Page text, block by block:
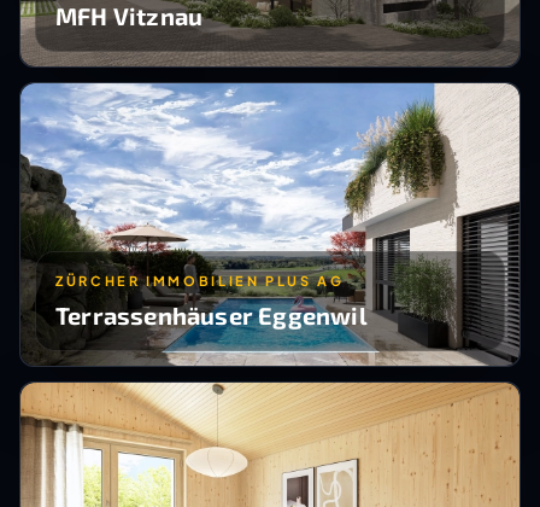
MFH Vitznau
ZÜRCHER IMMOBILIEN PLUS AG
Terrassenhäuser Eggenwil